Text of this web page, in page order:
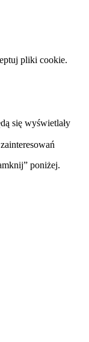
pliki cookie.
się wyświetlały
poniżej.